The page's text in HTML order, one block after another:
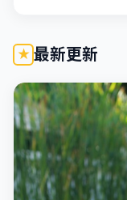
最新更新